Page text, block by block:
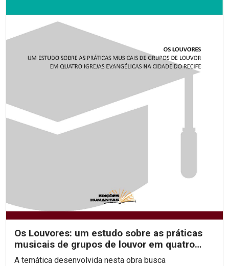
Os Louvores: um estudo sobre as práticas
musicais de grupos de louvor em quatro
igrejas...
A temática desenvolvida nesta obra busca